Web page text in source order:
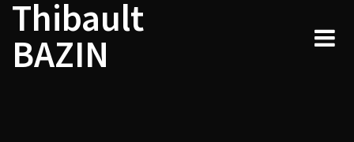
Skip
content
Thibault
BAZIN
Navigation
au